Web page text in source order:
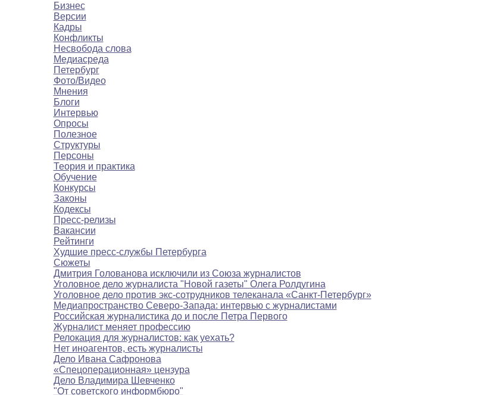
Бизнес
Версии
Кадры
Конфликты
Несвобода слова
Медиасреда
Петербург
Фото/Видео
Мнения
Блоги
Интервью
Опросы
Полезное
Структуры
Персоны
Теория и практика
Обучение
Конкурсы
Законы
Кодексы
Пресс-релизы
Вакансии
Рейтинги
Худшие пресс-службы Петербурга
Сюжеты
Дмитрия Голованова исключили из Союза журналистов
Уголовное дело журналиста "Новой газеты" Олега Ролдугина
Уголовное дело против экс-сотрудников телеканала «Санкт-Петербург»
Медиапространство Северо-Запада: интервью с журналистами
Российская журналистика до и после Петра Первого
Журналист меняет профессию
Релокация для журналистов: как уехать?
Нет иноагентов, есть журналисты
Дело Ивана Сафронова
«Спецоперационная» цензура
Дело Владимира Шевченко
"От советского информбюро"